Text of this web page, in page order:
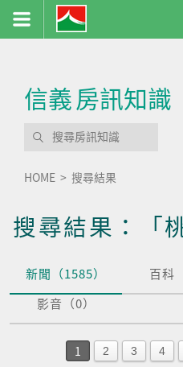
信義房訊知識
HOME 搜尋結果
搜尋結果：「
新聞（1585）
百科
影音（0）
1 2 3 4